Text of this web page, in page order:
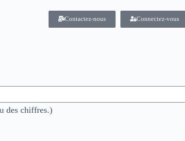
Contactez-nous Connectez-vous
des chiffres.)